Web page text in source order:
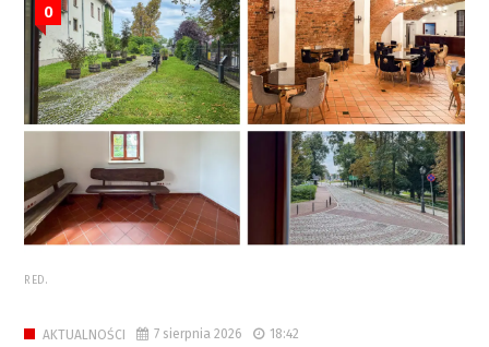
0
RED.
AKTUALNOŚCI 7 sierpnia 2026 18:42